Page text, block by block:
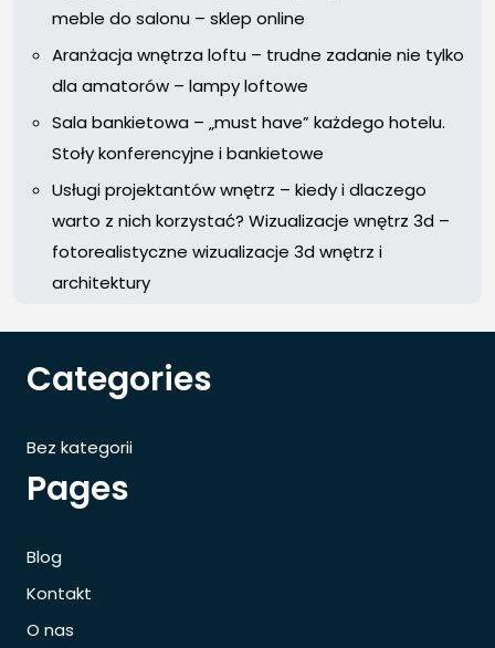
meble do salonu – sklep online
Aranżacja wnętrza loftu – trudne zadanie nie tylko
dla amatorów – lampy loftowe
Sala bankietowa – „must have” każdego hotelu.
Stoły konferencyjne i bankietowe
Usługi projektantów wnętrz – kiedy i dlaczego
warto z nich korzystać? Wizualizacje wnętrz 3d –
fotorealistyczne wizualizacje 3d wnętrz i
architektury
Categories
Bez kategorii
Pages
Blog
Kontakt
O nas